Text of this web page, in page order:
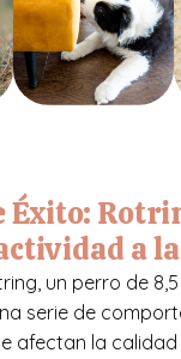
Éxito:
a
un perro de
serie de
afectan la calidad